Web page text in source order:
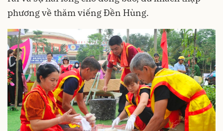
phương về thăm viếng Đền Hùng.